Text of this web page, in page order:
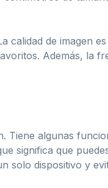
calidad de imagen
Además, la
Tiene algunas
significa que
solo dispositivo y